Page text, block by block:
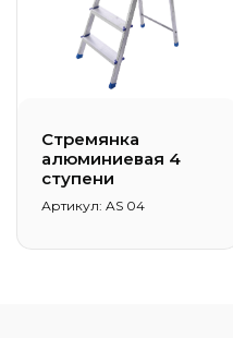
Стремянка
алюминиевая 4
ступени
Артикул: AS 04